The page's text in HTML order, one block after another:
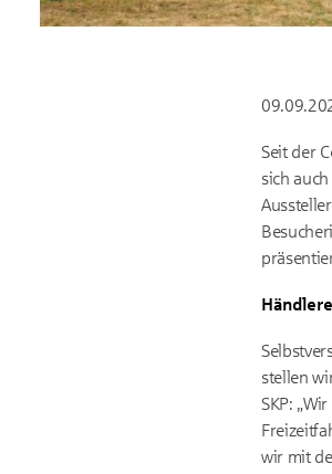
Seit der
sich
stellen
SKP:
wir mit